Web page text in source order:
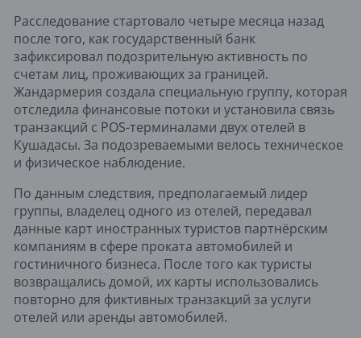
Расследование стартовало четыре месяца назад
после того, как государственный банк
зафиксировал подозрительную активность по
счетам лиц, проживающих за границей.
Жандармерия создала специальную группу, которая
отследила финансовые потоки и установила связь
транзакций с POS-терминалами двух отелей в
Кушадасы. За подозреваемыми велось техническое
и физическое наблюдение.
По данным следствия, предполагаемый лидер
группы, владелец одного из отелей, передавал
данные карт иностранных туристов партнёрским
компаниям в сфере проката автомобилей и
гостиничного бизнеса. После того как туристы
возвращались домой, их карты использовались
повторно для фиктивных транзакций за услуги
отелей или аренды автомобилей.